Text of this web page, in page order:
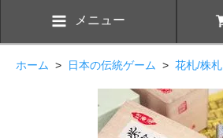
メニュー
ホーム > 日本の伝統ゲーム > 花札/株札